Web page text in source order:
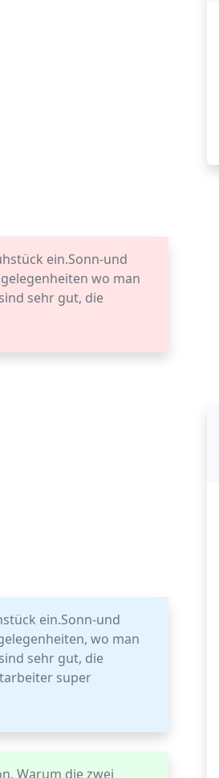
ein.Sonn-und
wo man
sehr gut, die
ein.Sonn-und
wo man
sehr gut, die
super
Warum die zwei